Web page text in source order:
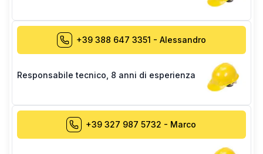
+39 388 647 3351 - Alessandro
Responsabile tecnico 8 anni di esperienza
+39 327 987 5732 - Marco